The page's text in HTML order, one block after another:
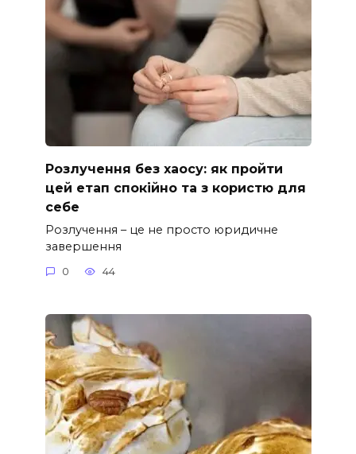
Розлучення без хаосу: як пройти
цей етап спокійно та з користю для
себе
Розлучення – це не просто юридичне
завершення
0 44